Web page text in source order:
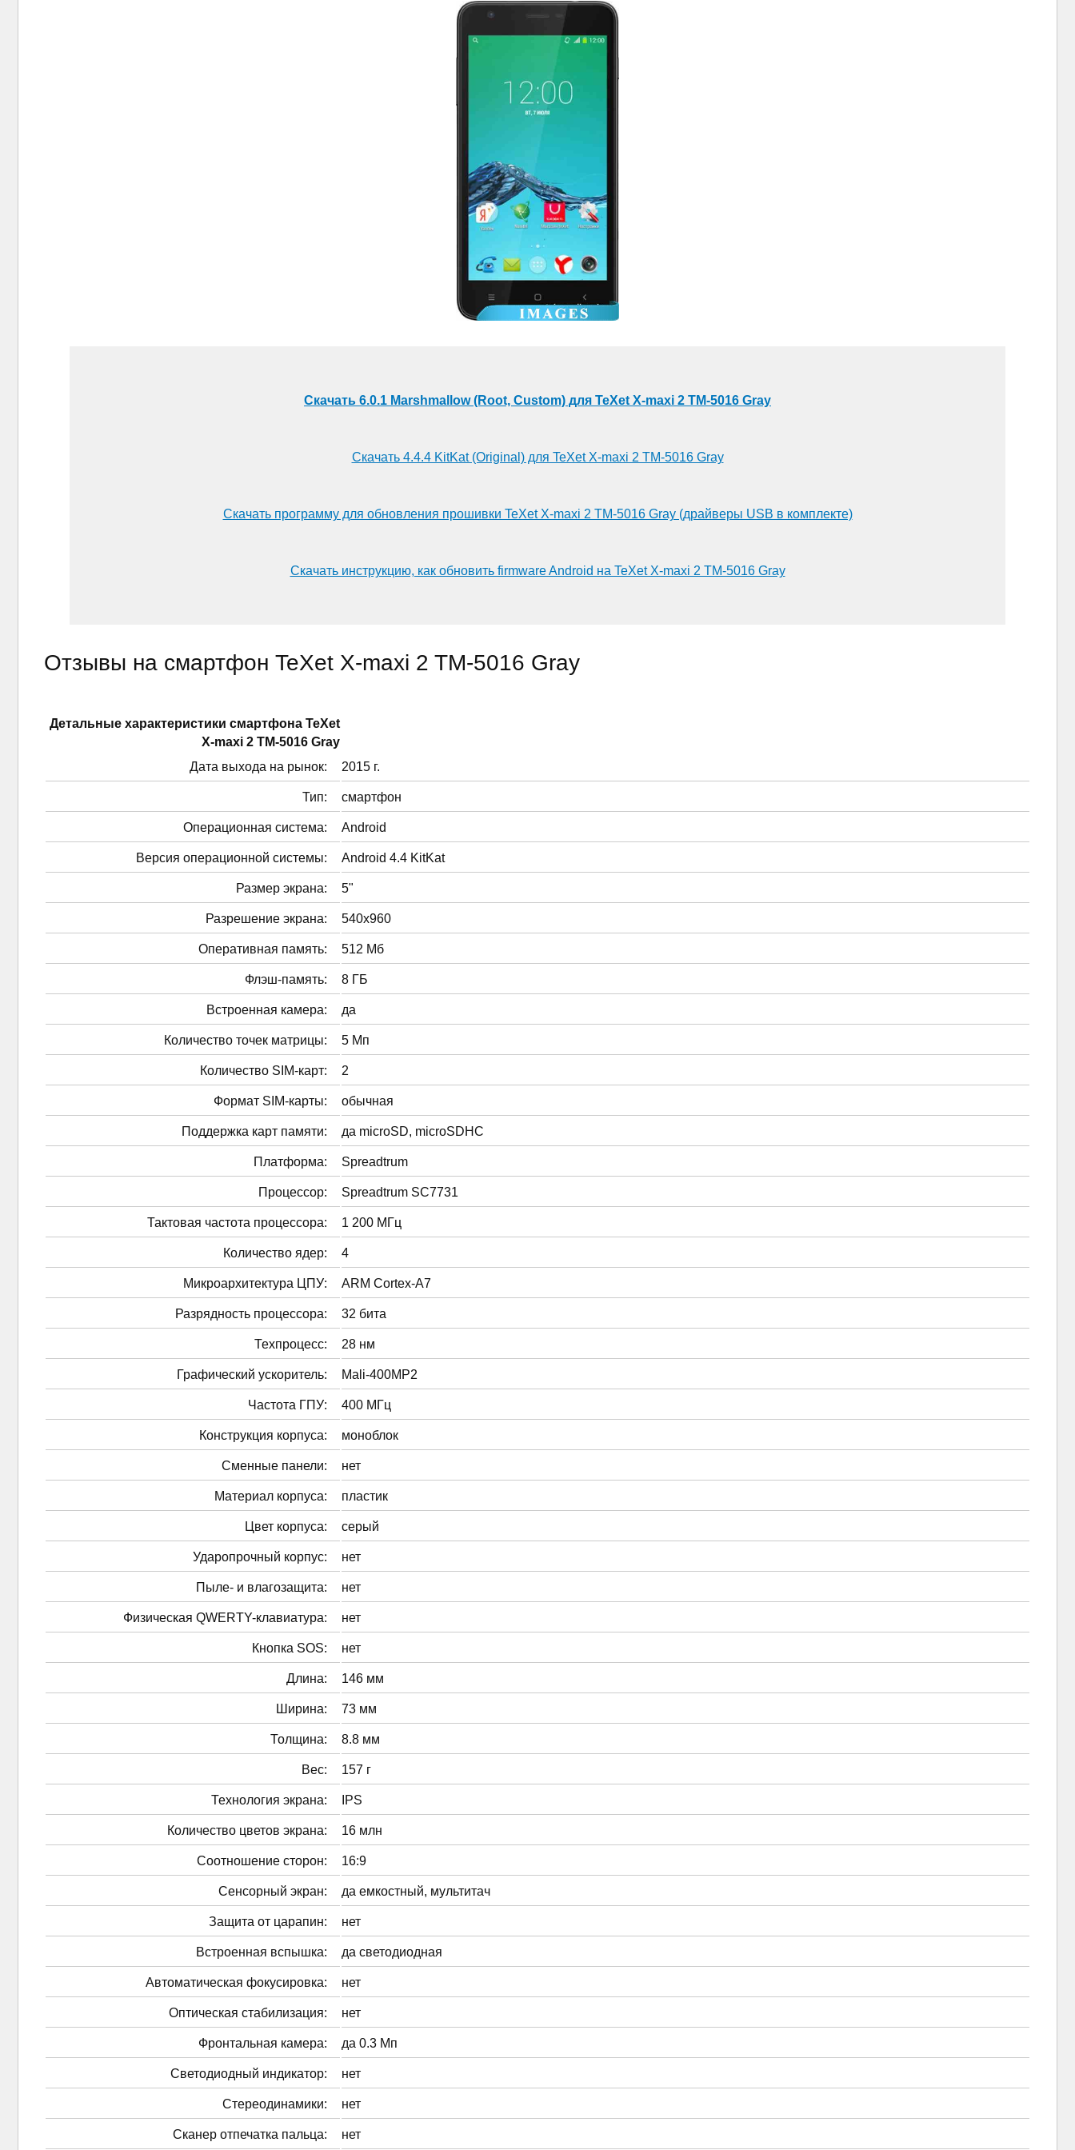
Скачать 6.0.1 Marshmallow (Root, Custom) для TeXet X-maxi 2 TM-5016 Gray
Скачать 4.4.4 KitKat (Original) для TeXet X-maxi 2 TM-5016 Gray
Скачать программу для обновления прошивки TeXet X-maxi 2 TM-5016 Gray (драйверы USB в комплекте)
Скачать инструкцию, как обновить firmware Android на TeXet X-maxi 2 TM-5016 Gray
Отзывы на смартфон TeXet X-maxi 2 TM-5016 Gray
Детальные характеристики смартфонa TeXet
X-maxi 2 TM-5016 Gray
Дата выхода на рынок:
2015 г.
Тип: смартфон
Операционная система: Android
Версия операционной системы: Android 4.4 KitKat
Размер экрана: 5"
Разрешение экрана: 540x960
Оперативная память: 512 Мб
Флэш-память: 8 ГБ
Встроенная камера: да
Количество точек матрицы: 5 Мп
Количество SIM-карт: 2
Формат SIM-карты: обычная
Поддержка карт памяти: да microSD, microSDHC
Платформа: Spreadtrum
Процессор: Spreadtrum SC7731
Тактовая частота процессора: 1 200 МГц
Количество ядер: 4
Микроархитектура ЦПУ: ARM Cortex-A7
Разрядность процессора: 32 бита
Техпроцесс: 28 нм
Графический ускоритель: Mali-400MP2
Частота ГПУ: 400 МГц
Конструкция корпуса: моноблок
Сменные панели: нет
Материал корпуса: пластик
Цвет корпуса: серый
Ударопрочный корпус: нет
Пыле- и влагозащита: нет
Физическая QWERTY-клавиатура: нет
Кнопка SOS: нет
Длина: 146 мм
Ширина: 73 мм
Толщина: 8.8 мм
Вес: 157 г
Технология экрана: IPS
Количество цветов экрана: 16 млн
Соотношение сторон: 16:9
Сенсорный экран: да емкостный, мультитач
Защита от царапин: нет
Встроенная вспышка: да светодиодная
Автоматическая фокусировка: нет
Оптическая стабилизация: нет
Фронтальная камера: да 0.3 Мп
Светодиодный индикатор: нет
Стереодинамики: нет
Сканер отпечатка пальца: нет